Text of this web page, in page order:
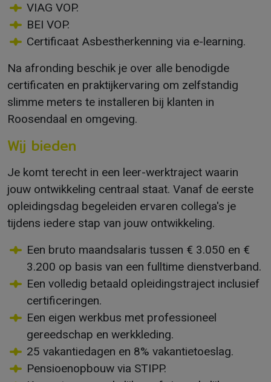
VIAG VOP.
BEI VOP.
Certificaat Asbestherkenning via e-learning.
Na afronding beschik je over alle benodigde
certificaten en praktijkervaring om zelfstandig
slimme meters te installeren bij klanten in
Roosendaal en omgeving.
Wij bieden
Je komt terecht in een leer-werktraject waarin
jouw ontwikkeling centraal staat. Vanaf de eerste
opleidingsdag begeleiden ervaren collega's je
tijdens iedere stap van jouw ontwikkeling.
Een bruto maandsalaris tussen € 3.050 en €
3.200 op basis van een fulltime dienstverband.
Een volledig betaald opleidingstraject inclusief
certificeringen.
Een eigen werkbus met professioneel
gereedschap en werkkleding.
25 vakantiedagen en 8% vakantietoeslag.
Pensioenopbouw via STIPP.